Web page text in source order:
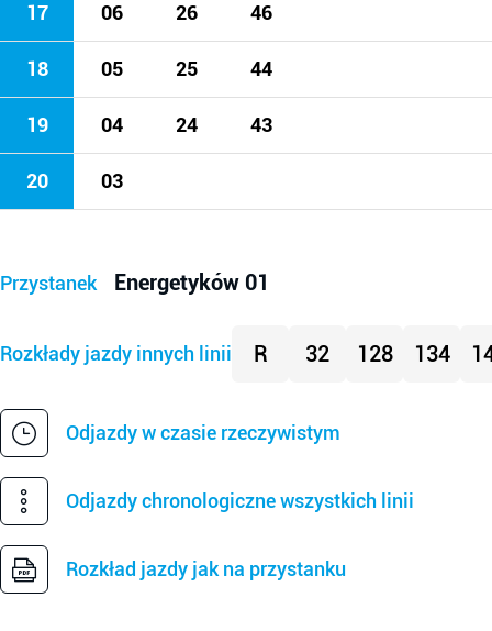
17 06 26 46
18 05 25 44
19 04 24 43
20 03
Przystanek Energetyków 01
Rozkłady jazdy innych linii R 32 128 134
Odjazdy w czasie rzeczywistym
Odjazdy chronologiczne wszystkich linii
Rozkład jazdy jak na przystanku